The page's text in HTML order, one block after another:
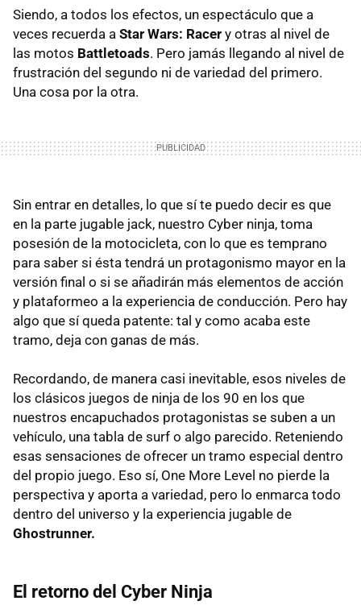
Siendo, a todos los efectos, un espectáculo que a
veces recuerda a Star Wars: Racer y otras al nivel de
las motos Battletoads. Pero jamás llegando al nivel de
frustración del segundo ni de variedad del primero.
Una cosa por la otra.
Sin entrar en detalles, lo que sí te puedo decir es que
en la parte jugable jack, nuestro Cyber ninja, toma
posesión de la motocicleta, con lo que es temprano
para saber si ésta tendrá un protagonismo mayor en la
versión final o si se añadirán más elementos de acción
y plataformeo a la experiencia de conducción. Pero hay
algo que sí queda patente: tal y como acaba este
tramo, deja con ganas de más.
Recordando, de manera casi inevitable, esos niveles de
los clásicos juegos de ninja de los 90 en los que
nuestros encapuchados protagonistas se suben a un
vehículo, una tabla de surf o algo parecido. Reteniendo
esas sensaciones de ofrecer un tramo especial dentro
del propio juego. Eso sí, One More Level no pierde la
perspectiva y aporta a variedad, pero lo enmarca todo
dentro del universo y la experiencia jugable de
Ghostrunner.
El retorno del Cyber Ninja